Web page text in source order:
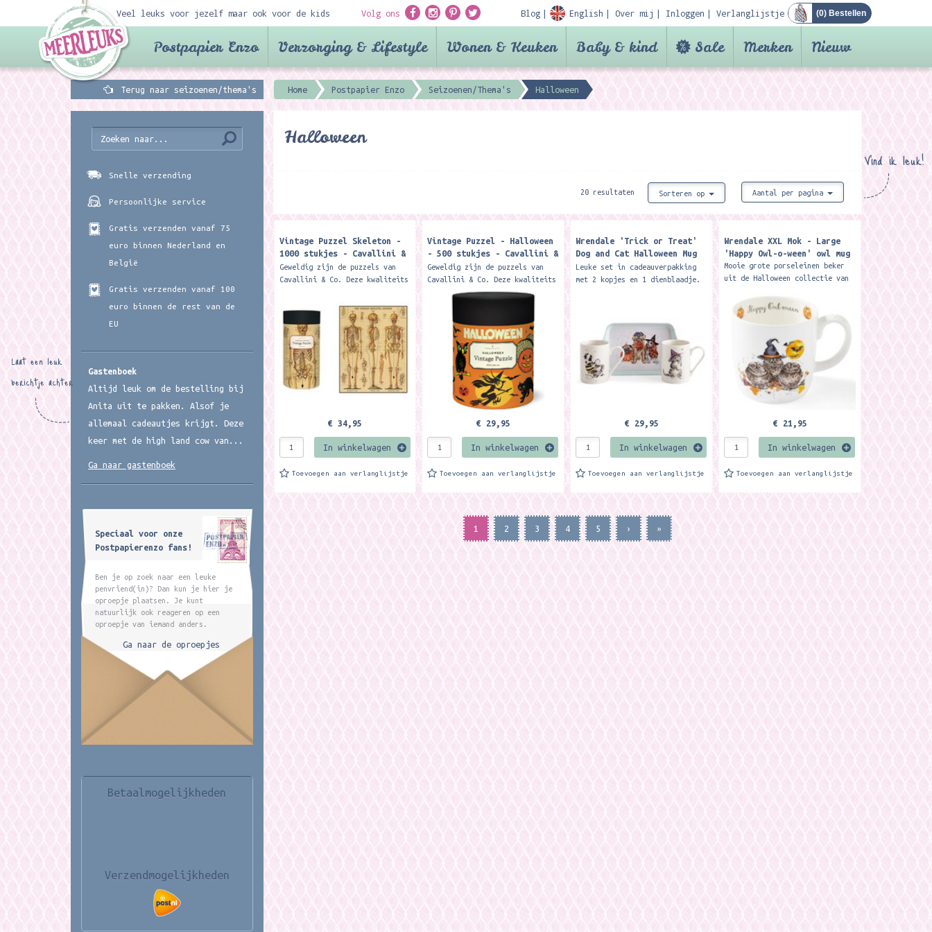
Veel leuks voor jezelf maar ook voor de kids Volg ons Blog English Over mij Inloggen Verlanglijstje (0) Bestellen
Postpapier Enzo Verzorging & Lifestyle Wonen & Keuken Baby & kind Sale Merken Nieuw
Terug naar seizoenen/thema's Home Postpapier Enzo Seizoenen/Thema's Halloween
Vind ik leuk!
Halloween
20 resultaten Sorteren op Aantal per pagina
Vintage Puzzel Skeleton -
1000 stukjes - Cavallini &
Co
Geweldig zijn de puzzels van
Cavallini & Co. Deze kwaliteits
stukjes. De stukjes zitten in
een katoenen zak welke...
€ 34,95
In winkelwagen
Toevoegen aan verlanglijstje
Vintage Puzzel - Halloween
- 500 stukjes - Cavallini &
Co
Geweldig zijn de puzzels van
Cavallini & Co. Deze kwaliteits
puzzels bestaan uit 500
€ 29,95
In winkelwagen
Toevoegen aan verlanglijstje
Wrendale 'Trick or Treat'
Dog and Cat Halloween Mug
and Tray Set
Leuke set in cadeauverpakking
met 2 kopjes en 1 dienblaadje.
€ 29,95
In winkelwagen
Toevoegen aan verlanglijstje
Wrendale XXL Mok - Large
'Happy Owl-o-ween' owl mug ​
Mooie grote porseleinen beker
uit de Halloween collectie van
prachtige Royal Worcester mok
heeft een inhoud van 400...
€ 21,95
In winkelwagen
Toevoegen aan verlanglijstje
1 2 3 4 5 › »
Snelle verzending
Persoonlijke service
Gratis verzenden vanaf 75
euro binnen Nederland en
België
Gratis verzenden vanaf 100
euro binnen de rest van de
EU
Gastenboek
Altijd leuk om de bestelling bij
Anita uit te pakken. Alsof je
allemaal cadeautjes krijgt. Deze
keer met de high land cow van...
Laat een leuk
berichtje achter
Ga naar gastenboek
Speciaal voor onze
Postpapierenzo fans!
Ben je op zoek naar een leuke
penvriend(in)? Dan kun je hier je
oproepje plaatsen. Je kunt
natuurlijk ook reageren op een
oproepje van iemand anders.
Ga naar de oproepjes
Betaalmogelijkheden
Verzendmogelijkheden